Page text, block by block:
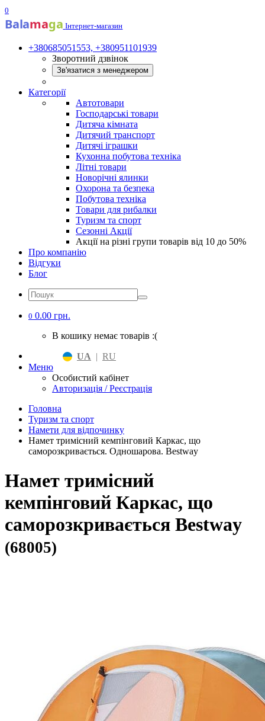
0
Balamaga Інтернет-магазин
+380685051553, +380951101939
Зворотний дзвінок
Зв'язатися з менеджером
Категорії
Автотовари
Господарські товари
Дитяча кімната
Дитячий транспорт
Дитячі іграшки
Кухонна побутова техніка
Літні товари
Новорічні ялинки
Охорона та безпека
Побутова техніка
Товари для рибалки
Туризм та спорт
Сезонні Акції
Акції на різні групи товарів від 10 до 50%
Про компанію
Відгуки
Блог
0 0.00 грн.
В кошику немає товарів :(
UA | RU
Меню
Особистий кабінет
Авторизація / Реєстрація
Головна
Туризм та спорт
Намети для відпочинку
Намет тримісний кемпінговий Каркас, що
саморозкривається. Одношарова. Bestway
Намет тримісний
кемпінговий Каркас, що
саморозкривається Bestway
(68005)